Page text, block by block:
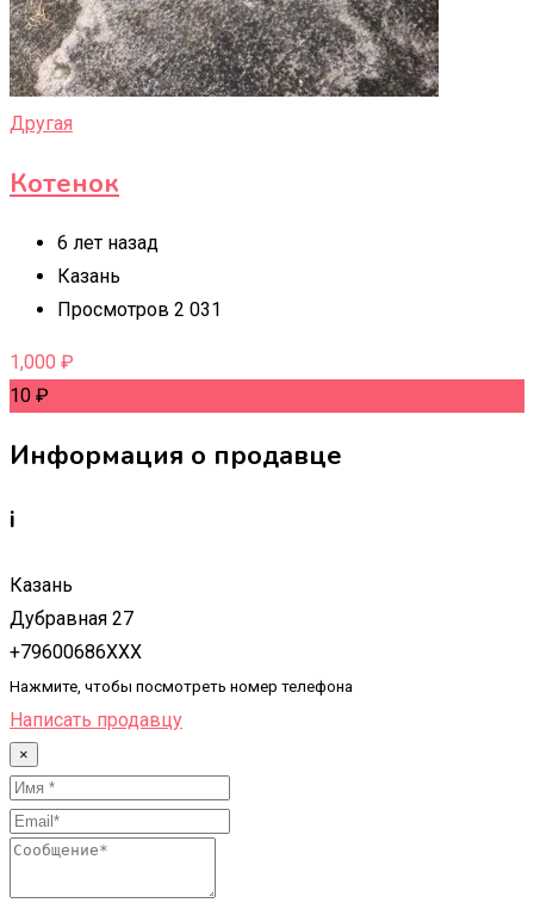
Другая
Котенок
6 лет назад
Казань
Просмотров 2 031
1,000 ₽
10 ₽
Информация о продавце
i
Казань
Дубравная 27
+79600686XXX
Нажмите, чтобы посмотреть номер телефона
Написать продавцу
×